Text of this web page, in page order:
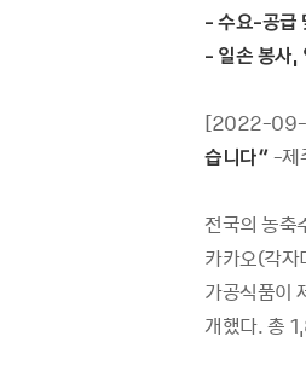
- 수요-공급
- 일손 봉사,
[2022-
습니다” -제
전국의 농축
카카오(각자
가공식품이
개했다. 총